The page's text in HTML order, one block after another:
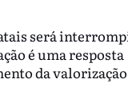
será
é uma resposta
da valorização